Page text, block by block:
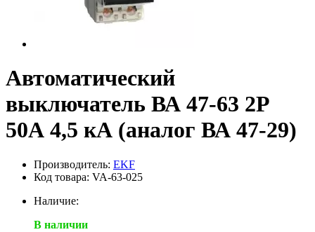
Автоматический
выключатель ВА 47-63 2P
50А 4,5 кА (аналог ВА 47-29)
Производитель: EKF
Код товара: VA-63-025
Наличие:
В наличии